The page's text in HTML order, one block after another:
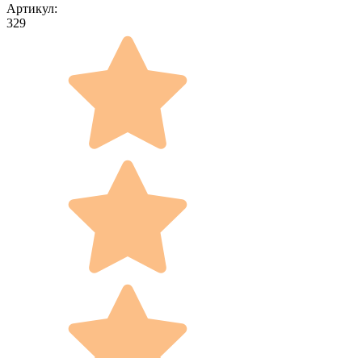
Артикул:
329